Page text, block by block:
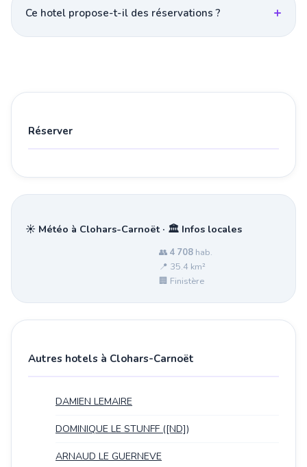
Ce hotel propose-t-il des réservations ?
Réserver
☀️ Météo à Clohars-Carnoët · 🏛️ Infos locales
👥 4 708 hab.
📍 35.4 km²
🏢 Finistère
Autres hotels à Clohars-Carnoët
DAMIEN LEMAIRE
DOMINIQUE LE STUNFF ([ND])
ARNAUD LE GUERNEVE